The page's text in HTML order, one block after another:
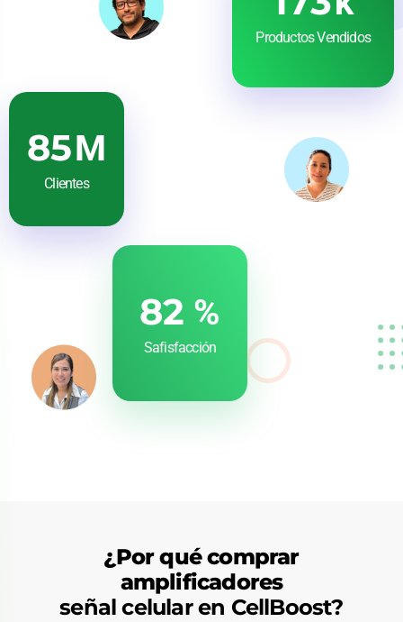
100M
Clientes
Productos Vendidos
100%
Safisfacción
¿Por qué comprar
amplificadores
señal celular en CellBoost?